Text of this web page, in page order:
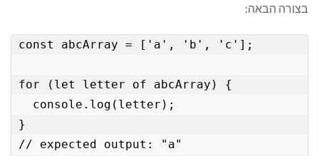
בצורה הבאה:
const abcArray = ['a', 'b', 'c'];
for (let letter of abcArray) {
}
// expected output: "a"